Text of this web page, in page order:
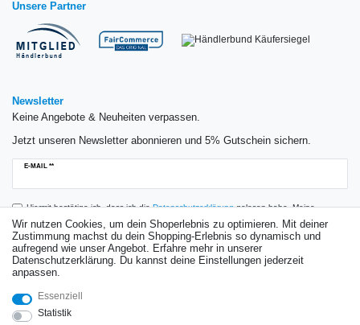
Unsere Partner
Newsletter
Keine Angebote & Neuheiten verpassen.
Jetzt unseren Newsletter abonnieren und 5% Gutschein sichern.
E-MAIL **
Newsletter
Hiermit bestätige ich, dass ich dieDaten­schutz­erklärunggelesen habe. Meine
Einwilligung kann ich jederzeit widerrufen.**
Abonnieren
Bewertungen
Wir nutzen Cookies, um dein Shoperlebnis zu optimieren. Mit deiner
Zustimmung machst du dein Shopping-Erlebnis so dynamisch und
aufregend wie unser Angebot. Erfahre mehr in unserer
Datenschutzerklärung. Du kannst deine Einstellungen jederzeit
anpassen.
Essenziell
Statistik